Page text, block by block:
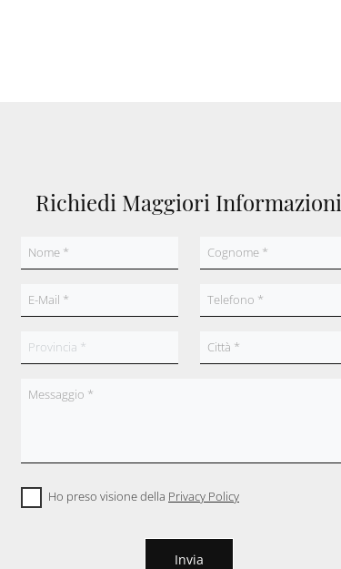
Richiedi Maggiori Informazioni
Ho preso visione della Privacy Policy
Invia